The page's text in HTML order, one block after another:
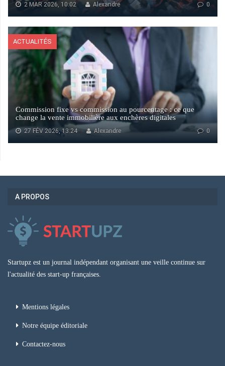
2 MAR 2026, 10:02 0
Alexandre
ACTUALITÉS
Commission fixe vs commission au pourcentage : ce que
change la vente immobilière aux enchères digitales
27 FÉV 2026, 13:24 0
Alexandre
A PROPOS
Startupz est un journal indépendant organisant une veille continue sur
l'actualité des start-up françaises.
Mentions légales
Notre équipe éditoriale
Contactez-nous